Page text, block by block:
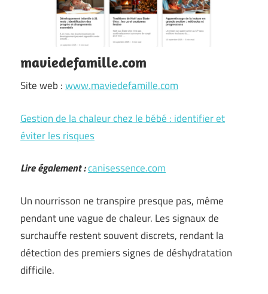
maviedefamille.com
Site web :www.maviedefamille.com
Gestion de la chaleur chez le bébé : identifier et
éviter les risques
Lire également :canisessence.com
Un nourrisson ne transpire presque pas, même
pendant une vague de chaleur. Les signaux de
surchauffe restent souvent discrets, rendant la
détection des premiers signes de déshydratation
difficile.